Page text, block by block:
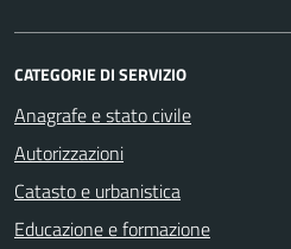
CATEGORIE DI SERVIZIO
Anagrafe e stato civile
Autorizzazioni
Catasto e urbanistica
Educazione e formazione